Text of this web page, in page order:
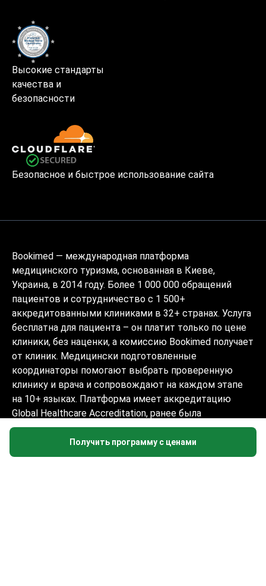
Получить программу с ценами
Высокие стандарты
качества и
безопасности
Безопасное и быстрое использование сайта
Bookimed — международная платформа
медицинского туризма, основанная в Киеве,
Украина, в 2014 году. Более 1 000 000 обращений
пациентов и сотрудничество с 1 500+
аккредитованными клиниками в 32+ странах. Услуга
бесплатна для пациента – он платит только по цене
клиники, без наценки, а комиссию Bookimed получает
от клиник. Медицински подготовленные
координаторы помогают выбрать проверенную
клинику и врача и сопровождают на каждом этапе
на 10+ языках. Платформа имеет аккредитацию
Global Healthcare Accreditation, ранее была
сертифицирована Temos (2024–2025). Рейтинг 4.6 на
Trustpilot и 4.4 на Google Reviews.
Информация на сайте не может быть